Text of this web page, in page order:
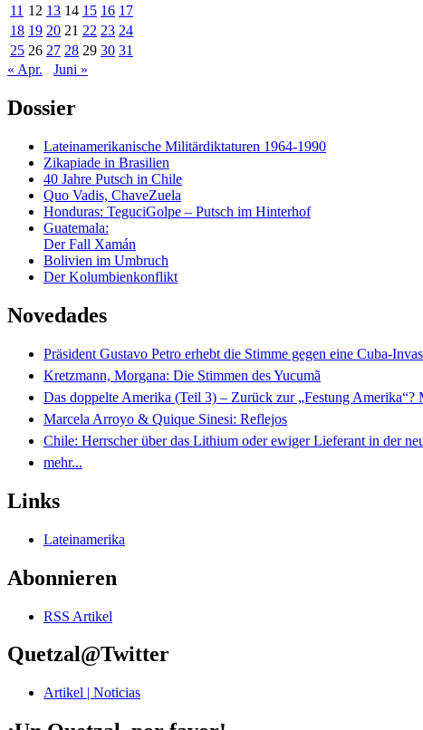
11 12 13 14 15 16 17
18 19 20 21 22 23 24
25 26 27 28 29 30 31
« Apr.
Juni »
Dossier
Lateinamerikanische Militärdiktaturen 1964-1990
Zikapiade in Brasilien
40 Jahre Putsch in Chile
Quo Vadis, ChaveZuela
Honduras: TeguciGolpe – Putsch im Hinterhof
Guatemala:
Der Fall Xamán
Bolivien im Umbruch
Der Kolumbienkonflikt
Novedades
Präsident Gustavo Petro erhebt die Stimme gegen eine Cuba-
Kretzmann, Morgana: Die Stimmen des Yucumã
Das doppelte Amerika (Teil 3) – Zurück zur „Festung
Marcela Arroyo & Quique Sinesi: Reflejos
Chile: Herrscher über das Lithium oder ewiger Lieferant in der
mehr...
Links
Lateinamerika
Abonnieren
RSS Artikel
Quetzal@Twitter
Artikel | Noticias